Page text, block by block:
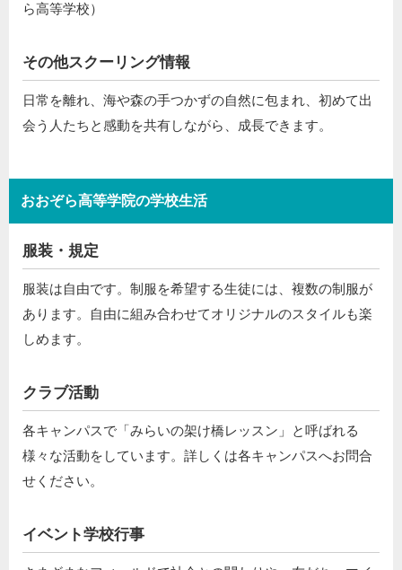
ら高等学校）
その他スクーリング情報
日常を離れ、海や森の手つかずの自然に包まれ、初めて出
会う人たちと感動を共有しながら、成長できます。
おおぞら高等学院の学校生活
服装・規定
服装は自由です。制服を希望する生徒には、複数の制服が
あります。自由に組み合わせてオリジナルのスタイルも楽
しめます。
クラブ活動
各キャンパスで「みらいの架け橋レッスン」と呼ばれる
様々な活動をしています。詳しくは各キャンパスへお問合
せください。
イベント学校行事